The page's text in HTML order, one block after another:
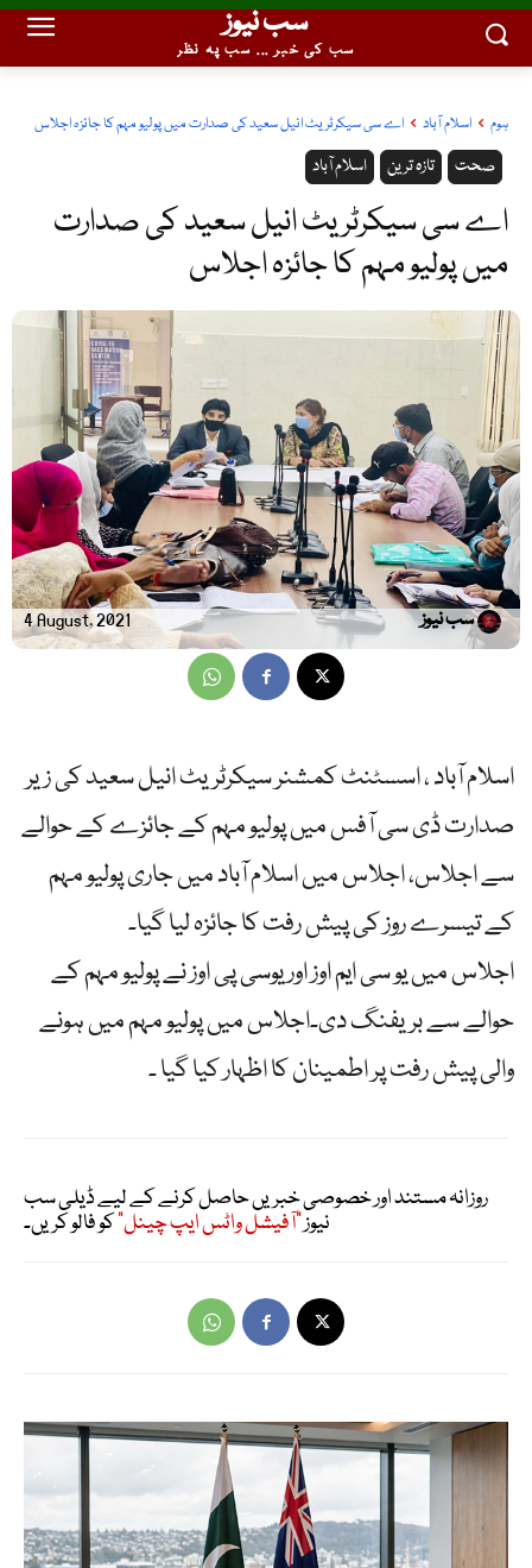
سب نیوز
سب کی خبر ... سب پہ نظر
ہوم اسلام آباد اے سی سیکرٹریٹ انیل سعید کی صدارت میں پولیو مہم کا جائزہ اجلاس
اسلام آباد تازہ ترین صحت
اے سی سیکرٹریٹ انیل سعید کی صدارت
میں پولیو مہم کا جائزہ اجلاس
4 August, 2021 سب نیوز
اسلام آباد ، اسسٹنٹ کمشنر سیکرٹریٹ انیل سعید کی زیر
صدارت ڈی سی آفس میں پولیو مہم کے جائزے کے حوالے
سے اجلاس، اجلاس میں اسلام آباد میں جاری پولیو مہم
کے تیسرے روز کی پیش رفت کا جائزہ لیا گیا۔
اجلاس میں یو سی ایم اوز اور یوسی پی اوز نے پولیو مہم کے
حوالے سے بریفنگ دی۔اجلاس میں پولیو مہم میں ہونے
والی پیش رفت پر اطمینان کا اظہار کیا گیا ۔
روزانہ مستند اور خصوصی خبریں حاصل کرنے کے لیے ڈیلی سب
نیوز"آفیشل واٹس ایپ چینل"کو فالو کریں۔